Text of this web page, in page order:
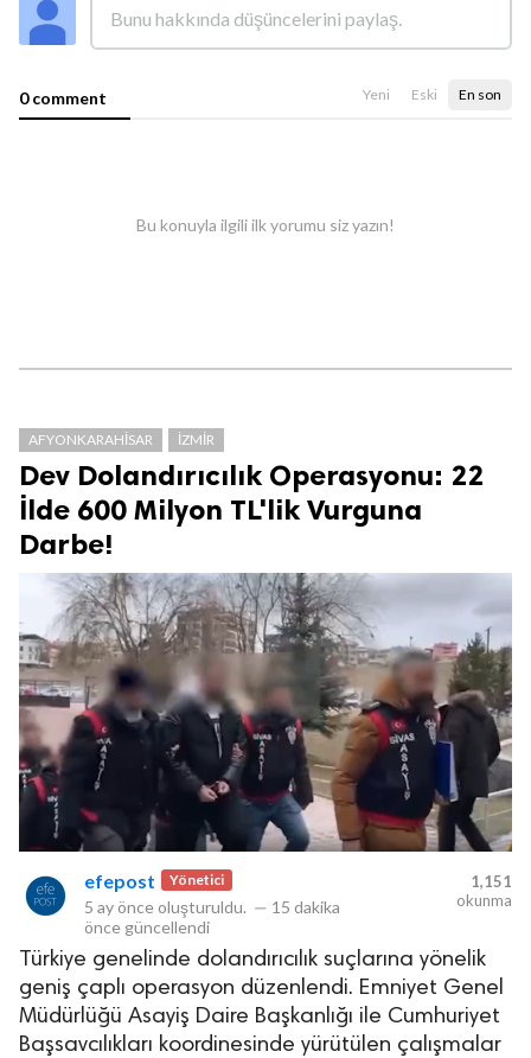
0 comment Yeni Eski En son
Bu konuyla ilgili ilk yorumu siz yazın!
AFYONKARAHISAR İZMIR
Dev Dolandırıcılık Operasyonu: 22
İlde 600 Milyon TL'lik Vurguna
Darbe!
efepost Yönetici
5 ay önce oluşturuldu. — 15 dakika
önce güncellendi
1,151
okunma
Türkiye genelinde dolandırıcılık suçlarına yönelik
geniş çaplı operasyon düzenlendi. Emniyet Genel
Müdürlüğü Asayiş Daire Başkanlığı ile Cumhuriyet
Başsavcılıkları koordinesinde yürütülen çalışmalar